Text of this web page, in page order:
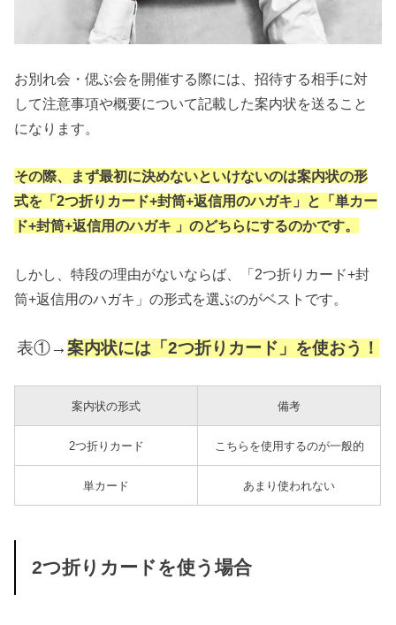
お別れ会・偲ぶ会を開催する際には、招待する相手に対
して注意事項や概要について記載した案内状を送ること
になります。
その際、まず最初に決めないといけないのは案内状の形
式を「2つ折りカード+封筒+返信用のハガキ」と「単カー
ド+封筒+返信用のハガキ 」のどちらにするのかです。
しかし、特段の理由がないならば、「2つ折りカード+封
筒+返信用のハガキ」の形式を選ぶのがベストです。
表①→案内状には「2つ折りカード」を使おう！
案内状の形式 備考
2つ折りカード こちらを使用するのが一般的
単カード あまり使われない
2つ折りカードを使う場合